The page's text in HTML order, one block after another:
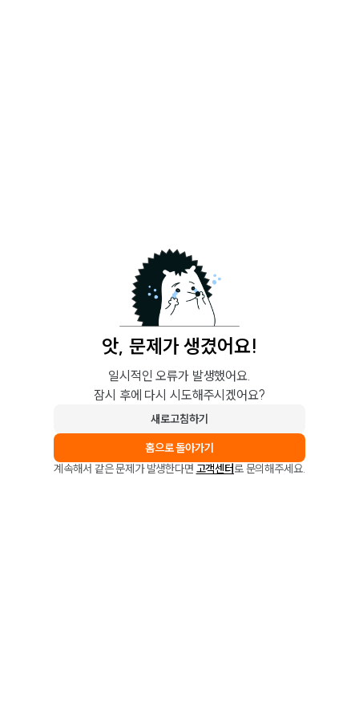
앗, 문제가 생겼어요!
일시적인 오류가 발생했어요.
잠시 후에 다시 시도해주시겠어요?
새로고침하기
홈으로 돌아가기
계속해서 같은 문제가 발생한다면 고객센터로 문의해주세요.